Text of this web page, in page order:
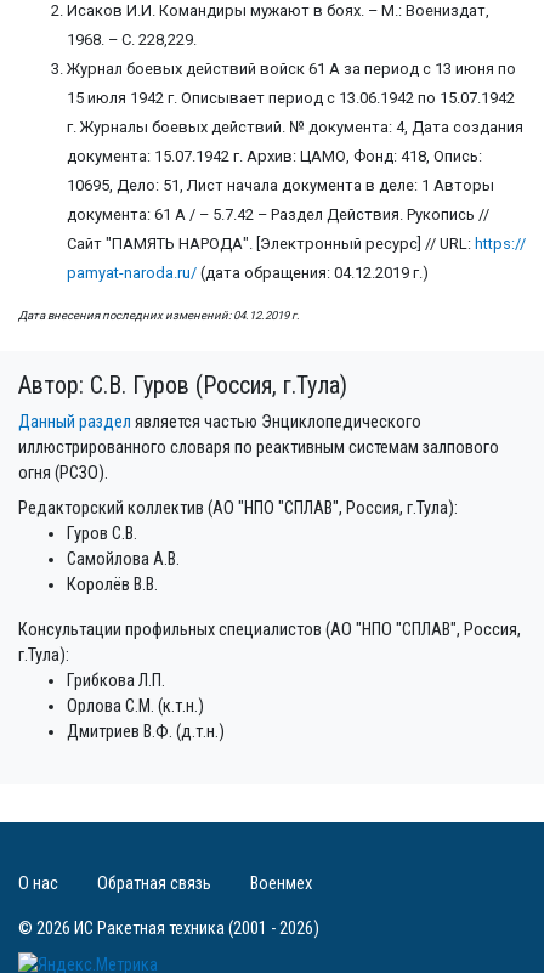
Исаков И.И. Командиры мужают в боях. – М.: Воениздат,
1968. – С. 228,229.
Журнал боевых действий войск 61 А за период с 13 июня по
15 июля 1942 г. Описывает период с 13.06.1942 по 15.07.1942
г. Журналы боевых действий. № документа: 4, Дата создания
документа: 15.07.1942 г. Архив: ЦАМО, Фонд: 418, Опись:
10695, Дело: 51, Лист начала документа в деле: 1 Авторы
документа: 61 А / – 5.7.42 – Раздел Действия. Рукопись //
Сайт "ПАМЯТЬ НАРОДА". [Электронный ресурс] // URL: https://
pamyat-naroda.ru/ (дата обращения: 04.12.2019 г.)
Дата внесения последних изменений: 04.12.2019 г.
Автор: С.В. Гуров (Россия, г.Тула)
Данный раздел является частью Энциклопедического
иллюстрированного словаря по реактивным системам залпового
огня (РСЗО).
Редакторский коллектив (АО "НПО "СПЛАВ", Россия, г.Тула):
Гуров С.В.
Самойлова А.В.
Королёв В.В.
Консультации профильных специалистов (АО "НПО "СПЛАВ", Россия,
г.Тула):
Грибкова Л.П.
Орлова С.М. (к.т.н.)
Дмитриев В.Ф. (д.т.н.)
© 2026 ИС Ракетная техника (2001 - 2026)
О нас Обратная связь Военмех